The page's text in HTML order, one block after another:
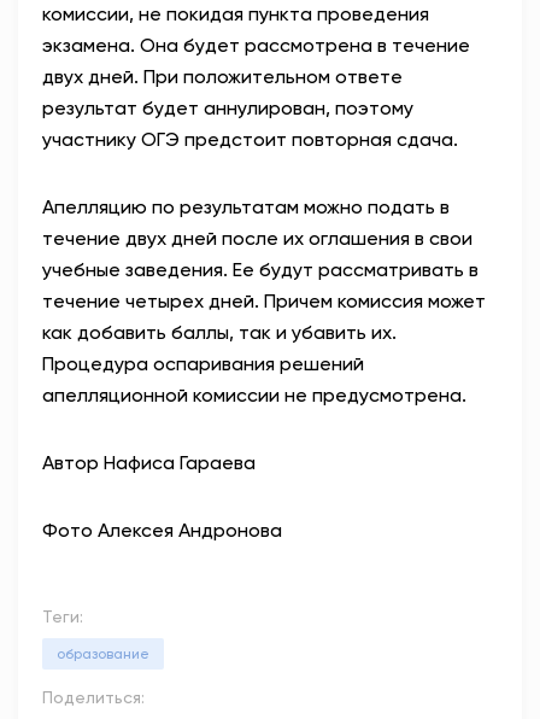
комиссии, не покидая пункта проведения
экзамена. Она будет рассмотрена в течение
двух дней. При положительном ответе
результат будет аннулирован, поэтому
участнику ОГЭ предстоит повторная сдача.
Апелляцию по результатам можно подать в
течение двух дней после их оглашения в свои
учебные заведения. Ее будут рассматривать в
течение четырех дней. Причем комиссия может
как добавить баллы, так и убавить их.
Процедура оспаривания решений
апелляционной комиссии не предусмотрена.
Автор Нафиса Гараева
Фото Алексея Андронова
Теги:
образование
Поделиться: